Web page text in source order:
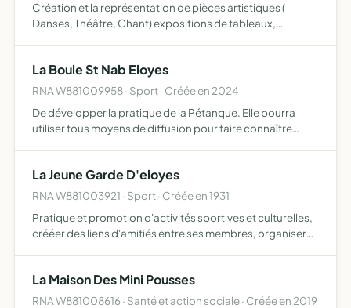
Création et la représentation de pièces artistiques (
Danses, Théâtre, Chant) expositions de tableaux,
d'expressio…
La Boule St Nab Eloyes
RNA W881009958 · Sport · Créée en 2024
De développer la pratique de la Pétanque. Elle pourra
utiliser tous moyens de diffusion pour faire connaître
La Jeune Garde D'eloyes
RNA W881003921 · Sport · Créée en 1931
Pratique et promotion d'activités sportives et culturelles,
crééer des liens d'amitiés entre ses membres, organiser
La Maison Des Mini Pousses
RNA W881008616 · Santé et action sociale · Créée en 2019